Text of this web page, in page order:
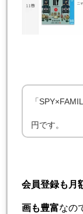
「
円です。
会員登録も月
画も豊富なの